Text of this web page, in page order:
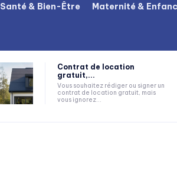
Santé & Bien-Être Maternité &
Contrat de location
gratuit,...
Vous souhaitez rédiger ou signer un
contrat de location gratuit, mais
vous ignorez...